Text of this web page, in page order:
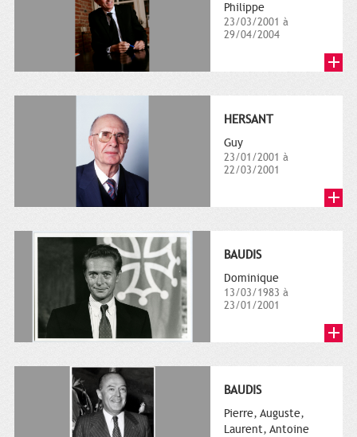
Philippe
23/03/2001 à
29/04/2004
HERSANT
Guy
23/01/2001 à
22/03/2001
BAUDIS
Dominique
13/03/1983 à
23/01/2001
BAUDIS
Pierre, Auguste,
Laurent, Antoine